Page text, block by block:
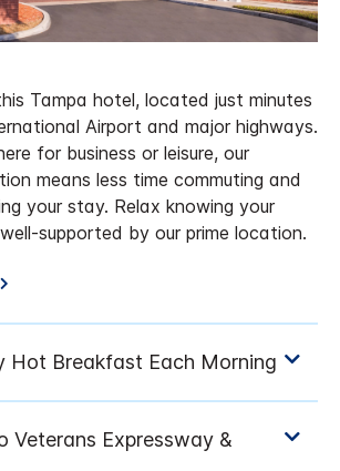
Tampa hotel, located just minutes
Airport and major highways.
for business or leisure, our
means less time commuting and
your stay. Relax knowing your
supported by our prime location.